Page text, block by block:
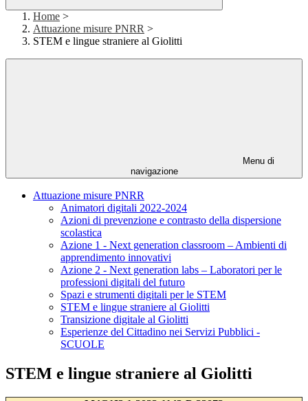
Home >
Attuazione misure PNRR >
STEM e lingue straniere al Giolitti
Menu di
navigazione
Attuazione misure PNRR
Animatori digitali 2022-2024
Azioni di prevenzione e contrasto della dispersione
scolastica
Azione 1 - Next generation classroom – Ambienti di
apprendimento innovativi
Azione 2 - Next generation labs – Laboratori per le
professioni digitali del futuro
Spazi e strumenti digitali per le STEM
STEM e lingue straniere al Giolitti
Transizione digitale al Giolitti
Esperienze del Cittadino nei Servizi Pubblici -
SCUOLE
STEM e lingue straniere al Giolitti